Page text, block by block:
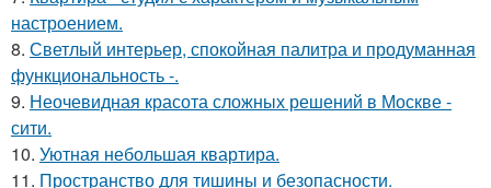
настроением.
8. Светлый интерьер, спокойная палитра и продуманная
функциональность -.
9. Неочевидная красота сложных решений в Москве -
сити.
10. Уютная небольшая квартира.
11. Пространство для тишины и безопасности.